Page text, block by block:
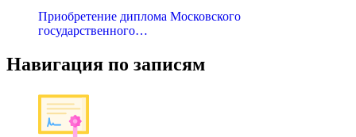
Приобретение диплома Московского
государственного…
Навигация по записям